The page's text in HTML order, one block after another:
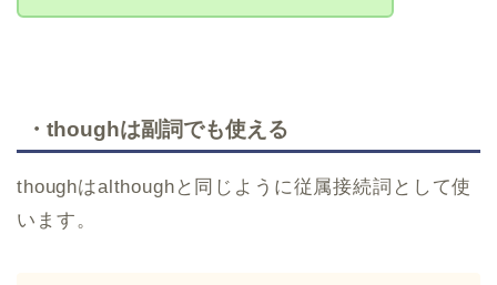
・thoughは副詞でも使える
thoughはalthoughと同じように従属接続詞として使
います。